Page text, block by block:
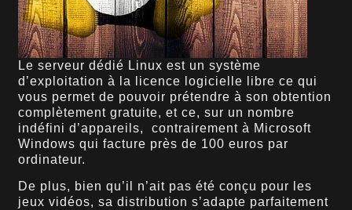
Le serveur dédié Linux est un système
d’exploitation à la licence logicielle libre ce qui
vous permet de pouvoir prétendre à son obtention
complètement gratuite, et ce, sur un nombre
indéfini d’appareils, contrairement à Microsoft
Windows qui facture près de 100 euros par
ordinateur.
De plus, bien qu’il n’ait pas été conçu pour les
jeux vidéos, sa distribution s’adapte parfaitement